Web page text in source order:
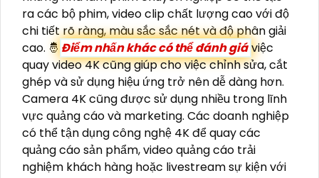
ra các bộ phim, video clip chất lượng cao với độ
chi tiết rõ ràng, màu sắc sắc nét và độ phân giải
cao. 🤴 Điểm nhấn khác có thể đánh giáviệc
quay video 4K cũng giúp cho việc chỉnh sửa, cắt
ghép và sử dụng hiệu ứng trở nên dễ dàng hơn.
Camera 4K cũng được sử dụng nhiều trong lĩnh
vực quảng cáo và marketing. Các doanh nghiệp
có thể tận dụng công nghệ 4K để quay các
quảng cáo sản phẩm, video quảng cáo trải
nghiệm khách hàng hoặc livestream sự kiện với